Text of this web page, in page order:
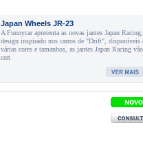
Japan Wheels JR-23
A Funnycar apresenta as novas jantes Japan
design inspirado nos carros de "Drift", disponíveis
várias cores e tamanhos, as jantes Japan Racing
cert